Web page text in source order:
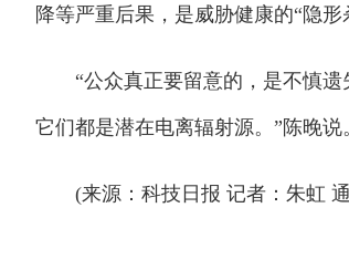
降等严重后果，是威胁健康的“隐形
“公众真正要留意的，是不慎遗
它们都是潜在电离辐射源。”陈晚说
(来源：科技日报 记者：朱虹